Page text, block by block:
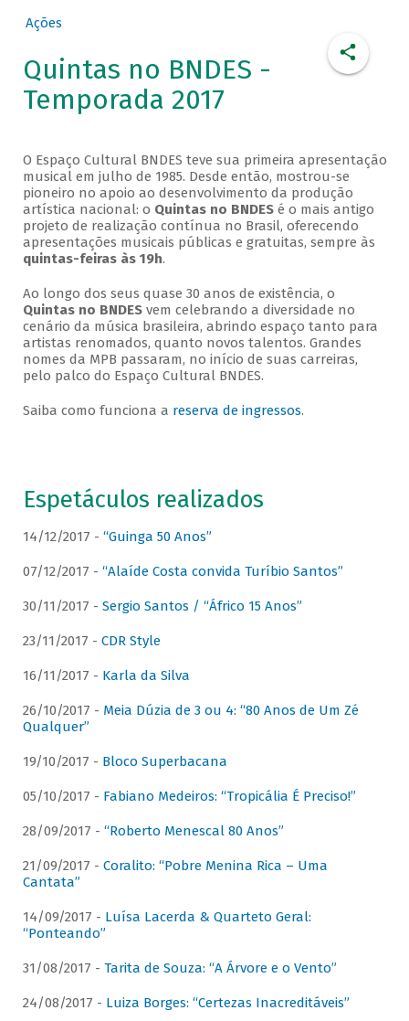
Ações
Quintas no BNDES -
Temporada 2017
O Espaço Cultural BNDES teve sua primeira apresentação
musical em julho de 1985. Desde então, mostrou-se
pioneiro no apoio ao desenvolvimento da produção
artística nacional: o Quintas no BNDESé o mais antigo
projeto de realização contínua no Brasil, oferecendo
apresentações musicais públicas e gratuitas, sempre às
quintas-feiras às 19h.
Ao longo dos seus quase 30 anos de existência, o
Quintas no BNDESvem celebrando a diversidade no
cenário da música brasileira, abrindo espaço tanto para
artistas renomados, quanto novos talentos. Grandes
nomes da MPB passaram, no início de suas carreiras,
pelo palco do Espaço Cultural BNDES.
Saiba como funciona a reserva de ingressos.
Espetáculos realizados
14/12/2017 - “Guinga 50 Anos”
07/12/2017 - “Alaíde Costa convida Turíbio Santos”
30/11/2017 - Sergio Santos / “Áfrico 15 Anos”
23/11/2017 - CDR Style
16/11/2017 - Karla da Silva
26/10/2017 - Meia Dúzia de 3 ou 4: “80 Anos de Um Zé
Qualquer”
19/10/2017 - Bloco Superbacana
05/10/2017 - Fabiano Medeiros: “Tropicália É Preciso!”
28/09/2017 - “Roberto Menescal 80 Anos”
21/09/2017 - Coralito: “Pobre Menina Rica – Uma
Cantata”
14/09/2017 - Luísa Lacerda & Quarteto Geral:
“Ponteando”
31/08/2017 - Tarita de Souza: “A Árvore e o Vento”
24/08/2017 - Luiza Borges: “Certezas Inacreditáveis”